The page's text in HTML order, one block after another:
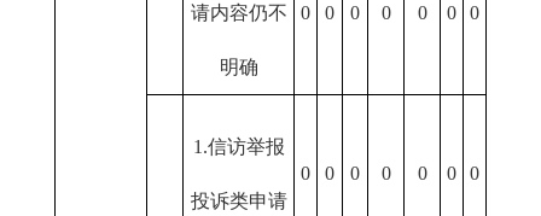
请内容仍不
明确
0 0 0 0 0 0 0
1.信访举报
投诉类申请
0 0 0 0 0 0 0